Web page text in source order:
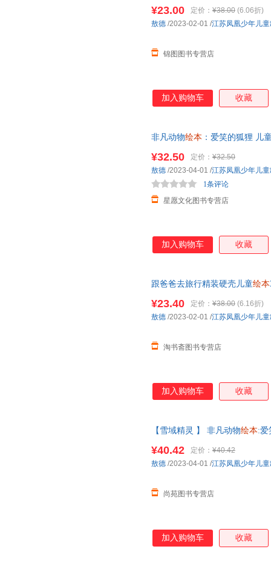
¥23.00 定价： ¥38.00 (6.06折)
锦图图书专营店
敖德 /2023-02-01 /江苏凤凰少年儿
加入购物车 收藏
非凡动物绘本 ：爱笑的狐狸 儿
当当客服
¥32.50 定价： ¥32.50
星愿文化图书专营店
1条评论
敖德 /2023-04-01 /江苏凤凰少年儿
加入购物车 收藏
跟爸爸去旅行精装硬壳儿童绘本
¥23.40 定价： ¥38.00 (6.16折)
淘书斋图书专营店
敖德 /2023-02-01 /江苏凤凰少年儿
加入购物车 收藏
【雪域精灵 】 非凡动物绘本:爱
【让您无忧购物】
¥40.42 定价： ¥40.42
尚苑图书专营店
敖德 /2023-04-01 /江苏凤凰少年儿
加入购物车 收藏